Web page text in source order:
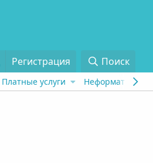
Отзывы О проекте
Регистрация Поиск
Платные услуги Неформат